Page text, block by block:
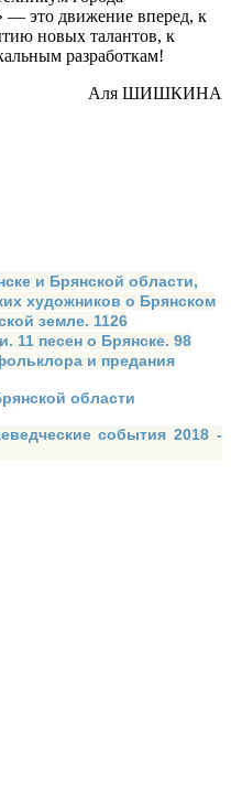
это движение вперед, к
новых талантов, к
разработкам!
Аля ШИШКИНА
и Брянской области,
художников о Брянском
земле. 1126
11 песен о Брянске. 98
и предания
области
события 2018 -